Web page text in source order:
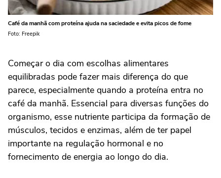
Café da manhã com proteína ajuda na saciedade e evita picos de fome
Foto: Freepik
Começar o dia com escolhas alimentares
equilibradas pode fazer mais diferença do que
parece, especialmente quando a proteína entra no
café da manhã. Essencial para diversas funções do
organismo, esse nutriente participa da formação de
músculos, tecidos e enzimas, além de ter papel
importante na regulação hormonal e no
fornecimento de energia ao longo do dia.